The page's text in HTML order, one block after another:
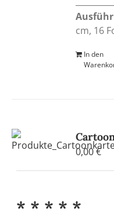
cm, 16
In den
0,00€
* * * * *